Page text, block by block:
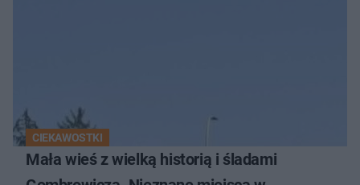
CIEKAWOSTKI
Mała wieś z wielką historią i śladami